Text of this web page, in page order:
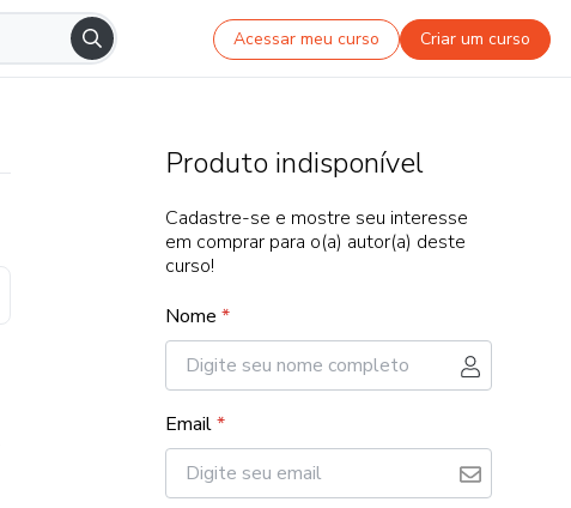
Acessar meu curso Criar um curso
Produto indisponível
Cadastre-se e mostre seu interesse
em comprar para o(a) autor(a) deste
curso!
Nome *
Email*